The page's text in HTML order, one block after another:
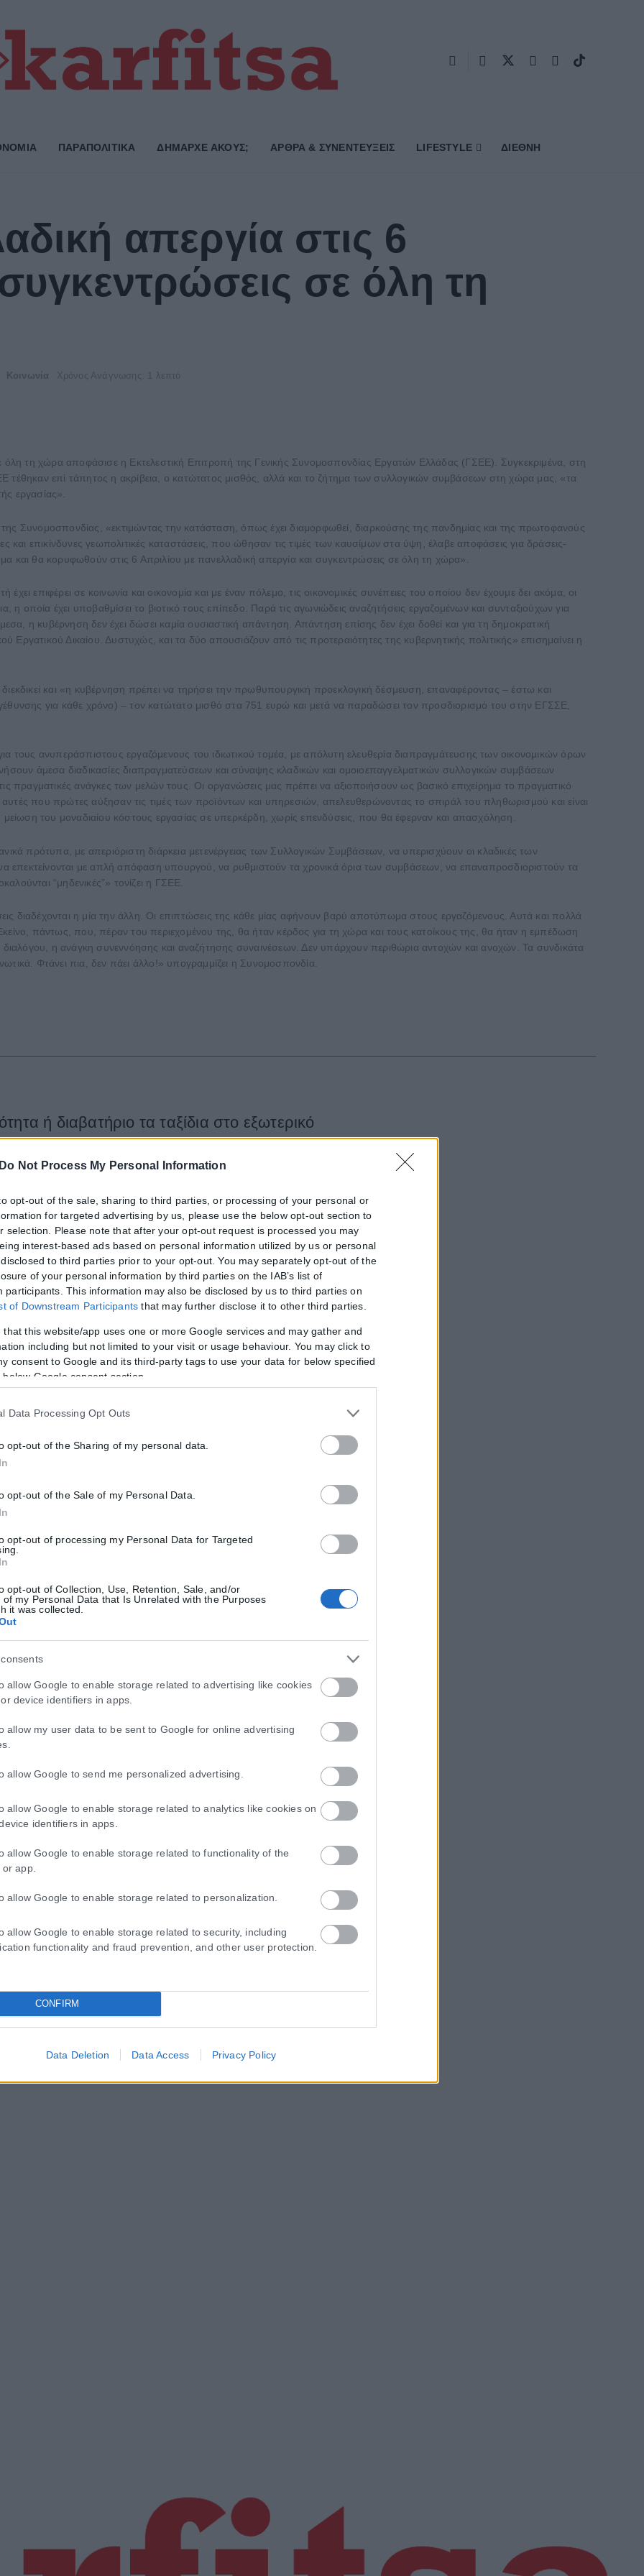
Do Not Process My Personal Information
opt-out of the sale, sharing to third parties, or processing of your personal or
for targeted advertising by us, please use the below opt-out section to
selection. Please note that after your opt-out request is processed you may
interest-based ads based on personal information utilized by us or personal
to third parties prior to your opt-out. You may separately opt-out of the
of your personal information by third parties on the IAB’s list of
participants. This information may also be disclosed by us to third parties on
of Downstream Participants that may further disclose it to other third parties.
that this website/app uses one or more Google services and may gather and
including but not limited to your visit or usage behaviour. You may click to
consent to Google and its third-party tags to use your data for below specified
Google consent section.
Data Processing Opt Outs
opt-out of the Sharing of my personal data.
opt-out of the Sale of my Personal Data.
opt-out of processing my Personal Data for Targeted
opt-out of Collection, Use, Retention, Sale, and/or
of my Personal Data that Is Unrelated with the Purposes
it was collected.
allow Google to enable storage related to advertising like cookies
device identifiers in apps.
allow my user data to be sent to Google for online advertising
allow Google to send me personalized advertising.
allow Google to enable storage related to analytics like cookies on
identifiers in apps.
allow Google to enable storage related to functionality of the
app.
allow Google to enable storage related to personalization.
allow Google to enable storage related to security, including
functionality and fraud prevention, and other user protection.
CONFIRM
Data Deletion Data Access Privacy Policy
ΠΑΡΑΠΟΛΙΤΙΚΑ ΔΗΜΑΡΧE ΑΚΟΥΣ; ΑΡΘΡΑ & ΣΥΝΕΝΤΕΥΞΕΙΣ LIFESTYLE ΔΙΕΘΝΗ
απεργία στις 6
σε όλη τη
Κοινωνία Χρόνος Ανάγνωσης: 1 λεπτό
όλη τη χώρα αποφάσισε η Εκτελεστική Επιτροπή της Γενικής Συνομοσπονδίας Εργατών Ελλάδας (ΓΣΕΕ). Συγκεκριμένα, στη
τέθηκαν επί τάπητος η ακρίβεια, ο κατώτατος μισθός, αλλά και το ζήτημα των συλλογικών συμβάσεων στη χώρα μας, «τα
εργασίας».
Συνομοσπονδίας, «εκτιμώντας την κατάσταση, όπως έχει διαμορφωθεί, διαρκούσης της πανδημίας και της πρωτοφανούς
και επικίνδυνες γεωπολιτικές καταστάσεις, που ώθησαν τις τιμές των καυσίμων στα ύψη, έλαβε αποφάσεις για δράσεις-
και θα κορυφωθούν στις 6 Απριλίου με πανελλαδική απεργία και συγκεντρώσεις σε όλη τη χώρα».
έχει επιφέρει σε κοινωνία και οικονομία και με έναν πόλεμο, τις οικονομικές συνέπειες του οποίου δεν έχουμε δει ακόμα, οι
η οποία έχει υποβαθμίσει το βιοτικό τους επίπεδο. Παρά τις αγωνιώδεις αναζητήσεις εργαζομένων και συνταξιούχων για
η κυβέρνηση δεν έχει δώσει καμία ουσιαστική απάντηση. Απάντηση επίσης δεν έχει δοθεί και για τη δημοκρατική
Δικαίου. Δυστυχώς, και τα δύο απουσιάζουν από τις προτεραιότητες της κυβερνητικής πολιτικής» επισημαίνει η
και «η κυβέρνηση πρέπει να τηρήσει την πρωθυπουργική προεκλογική δέσμευση, επαναφέροντας – έστω και
για κάθε χρόνο) – τον κατώτατο μισθό στα 751 ευρώ και μετά να παραδώσει τον προσδιορισμό του στην ΕΓΣΣΕ,
τους ανυπεράσπιστους εργαζόμενους του ιδιωτικού τομέα, με απόλυτη ελευθερία διαπραγμάτευσης των οικονομικών όρων
άμεσα διαδικασίες διαπραγματεύσεων και σύναψης κλαδικών και ομοιοεπαγγελματικών συλλογικών συμβάσεων
πραγματικές ανάγκες των μελών τους. Οι οργανώσεις μας πρέπει να αξιοποιήσουν ως βασικό επιχείρημα το πραγματικό
αυτές που πρώτες αύξησαν τις τιμές των προϊόντων και υπηρεσιών, απελευθερώνοντας το σπιράλ του πληθωρισμού και είναι
του μοναδιαίου κόστους εργασίας σε υπερκέρδη, χωρίς επενδύσεις, που θα έφερναν και απασχόληση.
πρότυπα, με απεριόριστη διάρκεια μετενέργειας των Συλλογικών Συμβάσεων, να υπερισχύουν οι κλαδικές των
να επεκτείνονται με απλή απόφαση υπουργού, να ρυθμιστούν τα χρονικά όρια των συμβάσεων, να επαναπροσδιοριστούν τα
“μηδενικές”» τονίζει η ΓΣΕΕ.
διαδέχονται η μία την άλλη. Οι επιπτώσεις της κάθε μίας αφήνουν βαρύ αποτύπωμα στους εργαζόμενους. Αυτά και πολλά
πάντως, που, πέραν του περιεχομένου της, θα ήταν κέρδος για τη χώρα και τους κατοίκους της, θα ήταν η εμπέδωση
διαλόγου, η ανάγκη συνεννόησης και αναζήτησης συναινέσεων. Δεν υπάρχουν περιθώρια αντοχών και ανοχών. Τα συνδικάτα
Φτάνει πια, δεν πάει άλλο!» υπογραμμίζει η Συνομοσπονδία.
ή διαβατήριο τα ταξίδια στο εξωτερικό
ταυτότητες παύουν να ισχύουν ως ταξιδιωτικά έγγραφα για το εξωτερικό, με...
για την κρατική αρωγή προς τους πυρόπληκτους
περιοχές που επλήγησαν από τις πρόσφατες πυρκαγιές, με τις αρμόδιες αρχές...